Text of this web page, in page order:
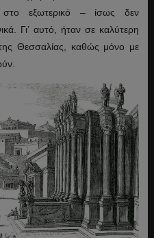
στο εξωτερικό – ίσως δεν
Γι’ αυτό, ήταν σε καλύτερη
Θεσσαλίας, καθώς μόνο με